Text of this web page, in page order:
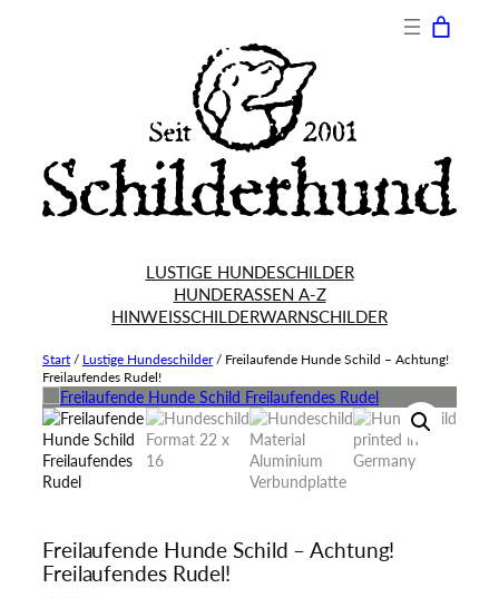
LUSTIGE HUNDESCHILDER
HUNDERASSEN A-Z
HINWEISSCHILDERWARNSCHILDER
Start / Lustige Hundeschilder/ Freilaufende Hunde Schild – Achtung!
Freilaufendes Rudel!
Freilaufende Hunde Schild – Achtung!
Freilaufendes Rudel!